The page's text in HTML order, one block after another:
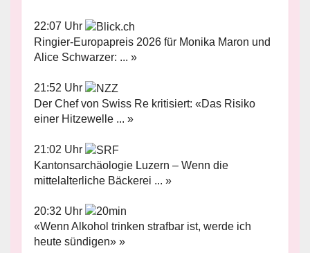
22:07 Uhr
Ringier-Europapreis 2026 für Monika Maron und
Alice Schwarzer: ... »
21:52 Uhr
Der Chef von Swiss Re kritisiert: «Das Risiko
einer Hitzewelle ... »
21:02 Uhr
Kantonsarchäologie Luzern – Wenn die
mittelalterliche Bäckerei ... »
20:32 Uhr
«Wenn Alkohol trinken strafbar ist, werde ich
heute sündigen» »